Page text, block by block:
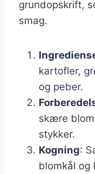
grundopskrift,
smag.
kartofler,
og peber.
skære
stykker.
Kogning:
blomkål og